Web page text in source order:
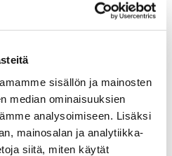
sisällön ja mainosten
median ominaisuuksien
analysoimiseen. Lisäksi
mainosalan ja analytiikka-
siitä, miten käytät
Campus, room#6205
on introducing Middle
and environment.
to people interested in
world.